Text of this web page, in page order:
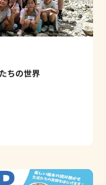
ちの世界